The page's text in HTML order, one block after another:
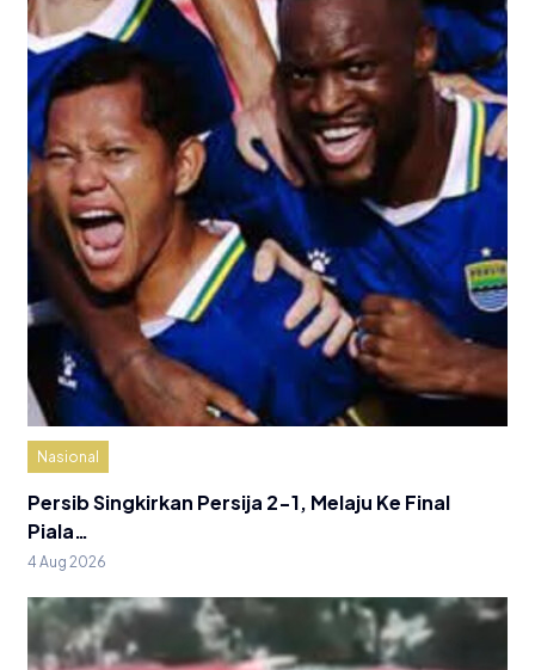
Nasional
Persib Singkirkan Persija 2-1, Melaju Ke Final
Piala…
4 Aug 2026